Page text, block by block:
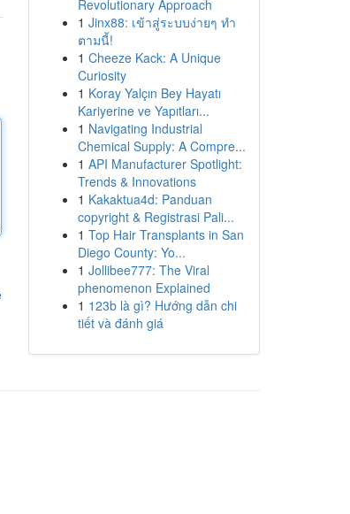
Revolutionary Approach
1 Jinx88: เข้าสู่ระบบง่ายๆ ทำ
ตามนี้!
1 Cheeze Kack: A Unique
Curiosity
1 Koray Yalçın Bey Hayatı
Kariyerine ve Yapıtları...
1 Navigating Industrial
Chemical Supply: A Compre...
1 API Manufacturer Spotlight:
Trends & Innovations
1 Kakaktua4d: Panduan
copyright & Registrasi Pali...
1 Top Hair Transplants in San
Diego County: Yo...
1 Jollibee777: The Viral
phenomenon Explained
1 123b là gì? Hướng dẫn chi
tiết và đánh giá